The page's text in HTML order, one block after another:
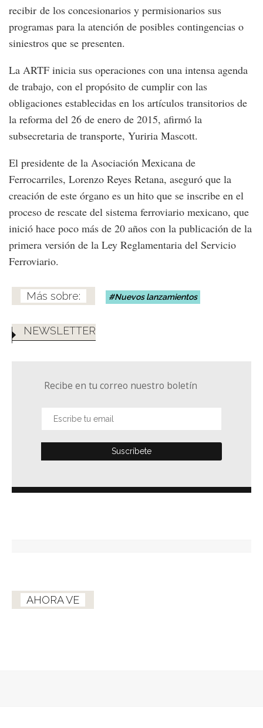
recibir de los concesionarios y permisionarios sus
programas para la atención de posibles contingencias o
siniestros que se presenten.
La ARTF inicia sus operaciones con una intensa agenda
de trabajo, con el propósito de cumplir con las
obligaciones establecidas en los artículos transitorios de
la reforma del 26 de enero de 2015, afirmó la
subsecretaria de transporte, Yuriria Mascott.
El presidente de la Asociación Mexicana de
Ferrocarriles, Lorenzo Reyes Retana, aseguró que la
creación de este órgano es un hito que se inscribe en el
proceso de rescate del sistema ferroviario mexicano, que
inició hace poco más de 20 años con la publicación de la
primera versión de la Ley Reglamentaria del Servicio
Ferroviario.
Nuevos lanzamientos
NEWSLETTER
Recibe en tu correo nuestro boletín
AHORA VE